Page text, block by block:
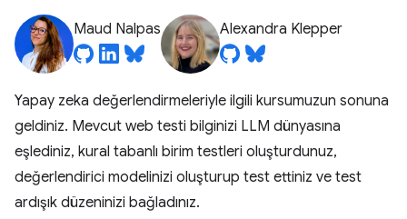
Maud Nalpas Alexandra Klepper
Yapay zeka değerlendirmeleriyle ilgili kursumuzun sonuna
geldiniz. Mevcut web testi bilginizi LLM dünyasına
eşlediniz, kural tabanlı birim testleri oluşturdunuz,
değerlendirici modelinizi oluşturup test ettiniz ve test
ardışık düzeninizi bağladınız.